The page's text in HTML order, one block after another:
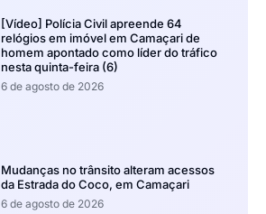
[Vídeo] Polícia Civil apreende 64
relógios em imóvel em Camaçari de
homem apontado como líder do tráfico
nesta quinta-feira (6)
6 de agosto de 2026
Mudanças no trânsito alteram acessos
da Estrada do Coco, em Camaçari
6 de agosto de 2026